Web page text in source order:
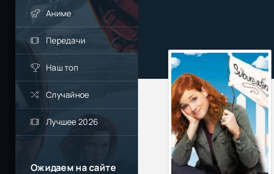
Аниме
Передачи
Наш топ
Случайное
Лучшее 2026
Ожидаем на сайте